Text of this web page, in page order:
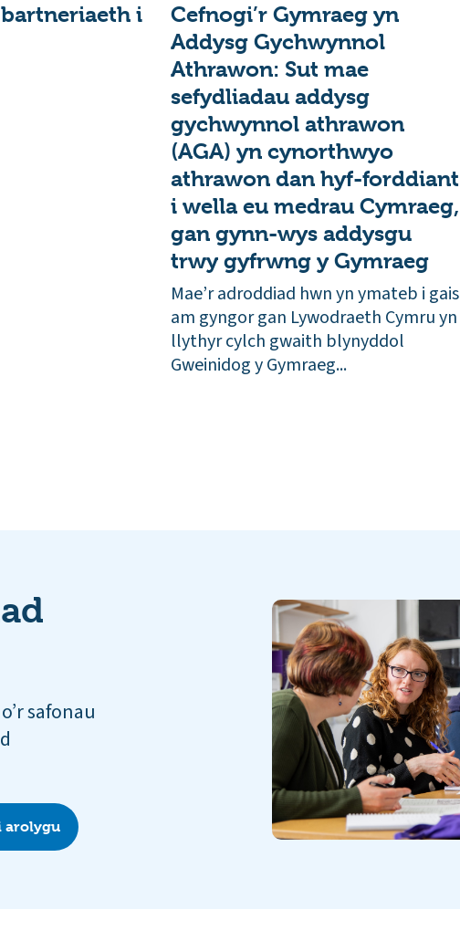
i
Cefnogi’r Gymraeg yn
Addysg Gychwynnol
Athrawon: Sut mae
sefydliadau addysg
gychwynnol athrawon
(AGA) yn cynorthwyo
athrawon dan hyf-forddiant
i wella eu medrau Cymraeg,
gan gynn-wys addysgu
trwy gyfrwng y Gymraeg
Mae’r adroddiad hwn yn ymateb i gais
am gyngor gan Lywodraeth Cymru yn
llythyr cylch gwaith blynyddol
Gweinidog y Gymraeg...
safonau
arolygu